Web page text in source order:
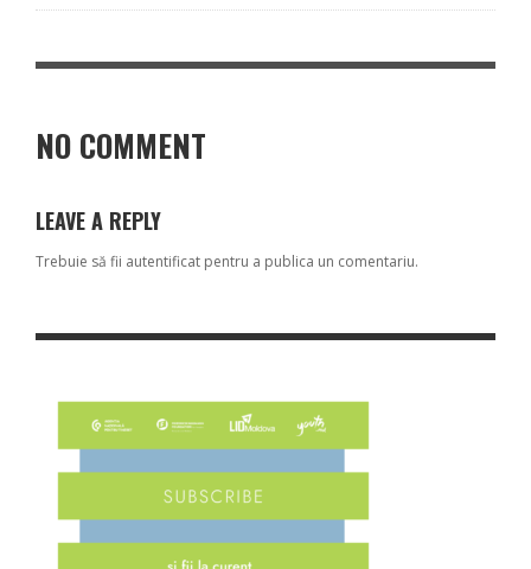
NO COMMENT
LEAVE A REPLY
Trebuie să fii autentificat pentru a publica un comentariu.